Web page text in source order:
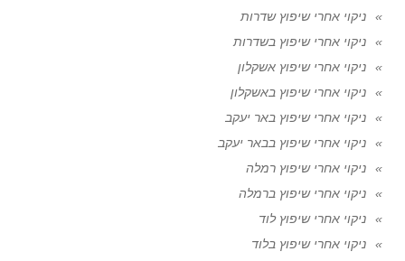
ניקוי אחרי שיפוץ שדרות
ניקוי אחרי שיפוץ בשדרות
ניקוי אחרי שיפוץ אשקלון
ניקוי אחרי שיפוץ באשקלון
ניקוי אחרי שיפוץ באר יעקב
ניקוי אחרי שיפוץ בבאר יעקב
ניקוי אחרי שיפוץ רמלה
ניקוי אחרי שיפוץ ברמלה
ניקוי אחרי שיפוץ לוד
ניקוי אחרי שיפוץ בלוד